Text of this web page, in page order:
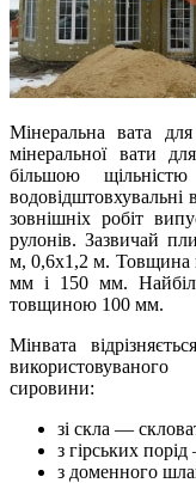
Мінеральна вата для
мінеральної вати
більшою
водовідштовхувальні
зовнішніх робіт
рулонів. Зазвичай
м, 0,6х1,2 м. Товщина
мм і 150 мм.
товщиною 100 мм.
Мінвата
сировини:
зі скла —
з гірських
з доменного